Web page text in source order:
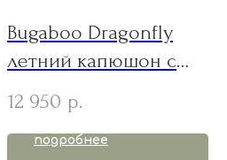
Bugaboo Dragonfly
летний капюшон с
москитной сеткой Cherry
12 950 р.
подробнее